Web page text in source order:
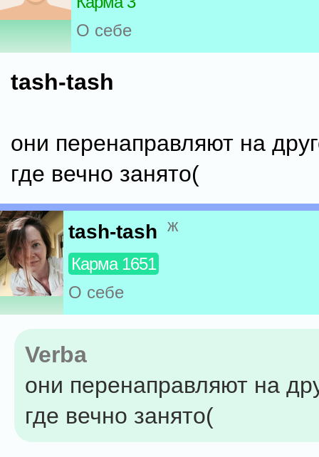
О себе
tash-tash
они перенаправляют на
где вечно занято(
tash-tash ж
Карма 1651
О себе
Verba
они перенаправляют на
где вечно занято(